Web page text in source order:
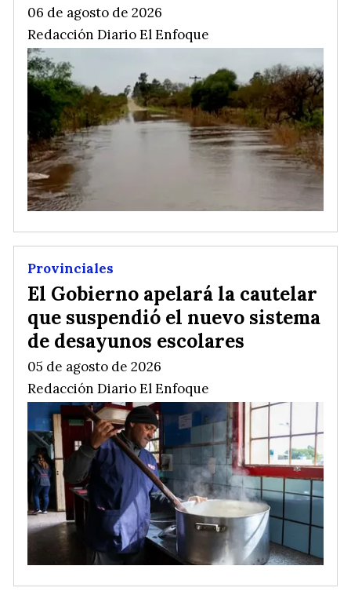
Redacción Diario El Enfoque
06 de agosto de 2026
El Gobierno apelará la cautelar
que suspendió el nuevo sistema
de desayunos escolares
Redacción Diario El Enfoque
Provinciales
05 de agosto de 2026